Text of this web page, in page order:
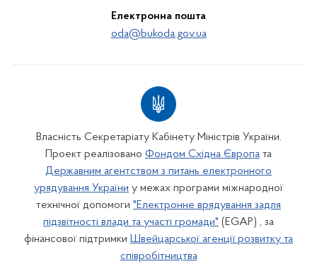
Електронна пошта
oda@bukoda.gov.ua
Власність Секретаріату Кабінету Міністрів України.
Проект реалізовано Фондом Східна Європа та
Державним агентством з питань електронного
урядування України у межах програми міжнародної
технічної допомоги "Електронне врядування задля
підзвітності влади та участі громади" (EGAP) , за
фінансової підтримки Швейцарської агенції розвитку та
співробітництва